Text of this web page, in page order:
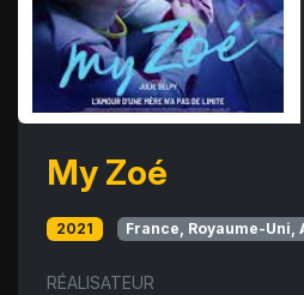
My Zoé
2021 France, Royaume-Uni,
RÉALISATEUR